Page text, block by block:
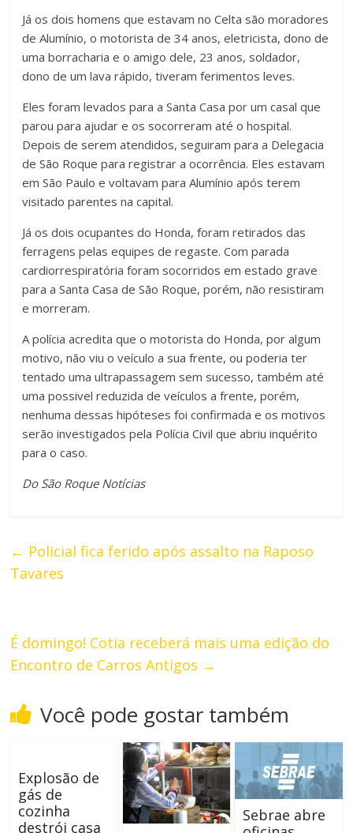
Já os dois homens que estavam no Celta são moradores
de Alumínio, o motorista de 34 anos, eletricista, dono de
uma borracharia e o amigo dele, 23 anos, soldador,
dono de um lava rápido, tiveram ferimentos leves.
Eles foram levados para a Santa Casa por um casal que
parou para ajudar e os socorreram até o hospital.
Depois de serem atendidos, seguiram para a Delegacia
de São Roque para registrar a ocorrência. Eles estavam
em São Paulo e voltavam para Alumínio após terem
visitado parentes na capital.
Já os dois ocupantes do Honda, foram retirados das
ferragens pelas equipes de regaste. Com parada
cardiorrespiratória foram socorridos em estado grave
para a Santa Casa de São Roque, porém, não resistiram
e morreram.
A polícia acredita que o motorista do Honda, por algum
motivo, não viu o veículo a sua frente, ou poderia ter
tentado uma ultrapassagem sem sucesso, também até
uma possivel reduzida de veículos a frente, porém,
nenhuma dessas hipóteses foi confirmada e os motivos
serão investigados pela Polícia Civil que abriu inquérito
para o caso.
Do São Roque Notícias
← Policial fica ferido após assalto na Raposo
Tavares
É domingo! Cotia receberá mais uma edição do
Encontro de Carros Antigos →
Você pode gostar também
Explosão de
gás de
cozinha
destrói casa
Sebrae abre